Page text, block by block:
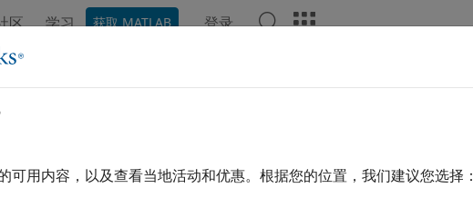
区 学习 获取 MATLAB 登录
可用内容，以及查看当地活动和优惠。根据您的位置，我们建议您选择：